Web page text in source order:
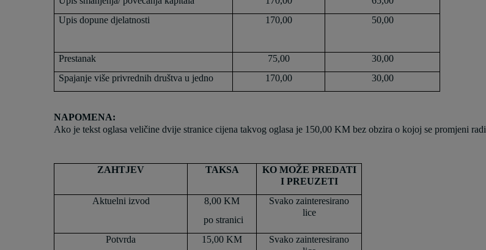
Upis dopune djelatnosti
170,00 50,00
Prestanak 75,00
30,00
Spajanje više privrednih društva u jedno
170,00 30,00
NAPOMENA:
Ako je tekst oglasa veličine dvije stranice cijena takvog oglasa je 150,00 KM bez obzira o kojoj se promjeni radi
ZAHTJEV TAKSA
KO MOŽE PREDATI
I PREUZETI
Aktuelni izvod
8,00 KM
po stranici
Svako zainteresirano
lice
Potvrda 15,00 KM
Svako zainteresirano